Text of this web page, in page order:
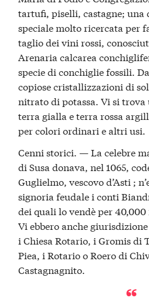
tartufi, piselli, castagne; una
speciale molto ricercata per
taglio dei vini rossi,
Arenaria calcarea
specie di conchiglie fossili.
copiose cristallizzazioni di
nitrato di potassa. Vi si trova
terra gialla e terra rossa
per colori ordinari e altri usi.
Cenni storici. — La celebre
di Susa donava, nel 1065,
Guglielmo, vescovo d’Asti ;
signoria feudale i conti
dei quali lo vendè per
Vi ebbero anche
i Chiesa Rotario, i Gromis di
Piea, i Rotario o Roero di
Castagnagnito.